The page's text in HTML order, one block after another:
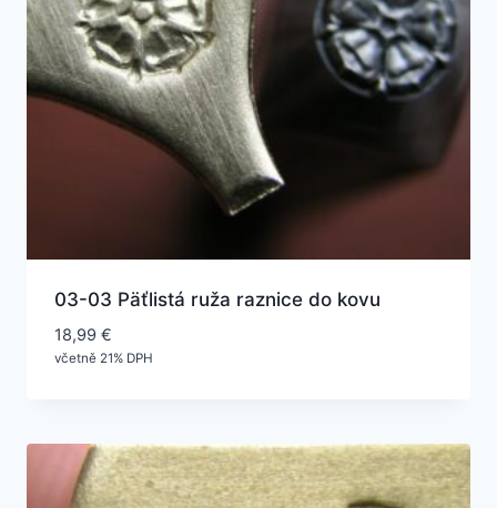
03-03 Päťlistá ruža raznice do kovu
18,99 €
včetně 21% DPH